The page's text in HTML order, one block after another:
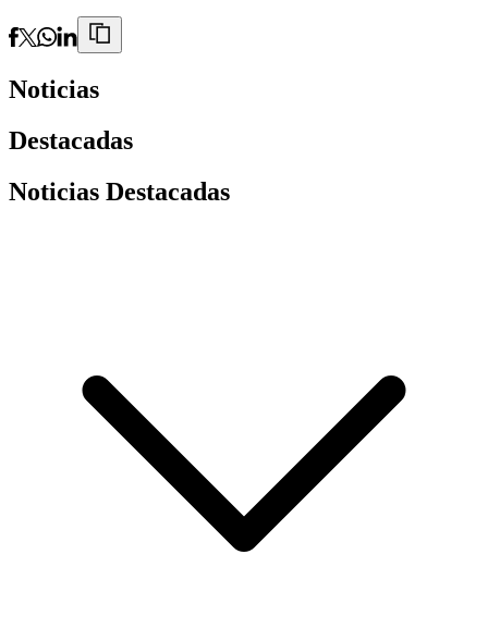
Noticias
Destacadas
Noticias Destacadas